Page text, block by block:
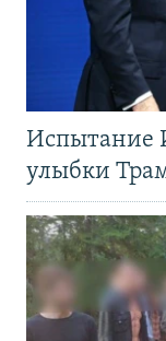
Испытание
улыбки